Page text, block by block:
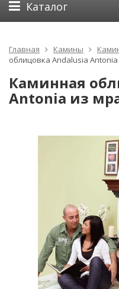
Каталог
Главная Камины
облицовка Andalusia
Каминная
Antonia из